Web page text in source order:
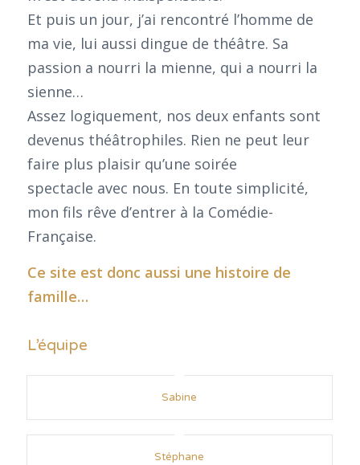
Et puis un jour, j’ai rencontré l’homme de
ma vie, lui aussi dingue de théâtre. Sa
passion a nourri la mienne, qui a nourri la
sienne…
Assez logiquement, nos deux enfants sont
devenus théâtrophiles. Rien ne peut leur
faire plus plaisir qu’une soirée
spectacle avec nous. En toute simplicité,
mon fils rêve d’entrer à la Comédie-
Française.
Ce site est donc aussi une histoire de
famille…
L’équipe
Sabine
Stéphane